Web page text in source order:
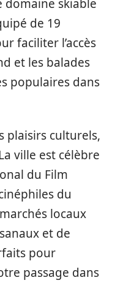
domaine skiable
de 19
faciliter l’accès
et les balades
populaires dans
plaisirs culturels,
ville est célèbre
du Film
du
locaux
et de
pour
passage dans